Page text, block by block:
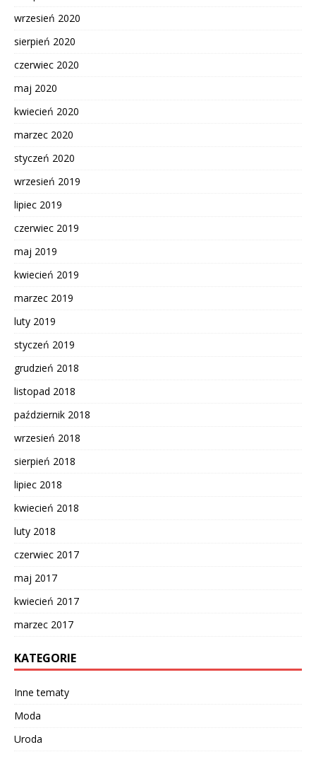
wrzesień 2020
sierpień 2020
czerwiec 2020
maj 2020
kwiecień 2020
marzec 2020
styczeń 2020
wrzesień 2019
lipiec 2019
czerwiec 2019
maj 2019
kwiecień 2019
marzec 2019
luty 2019
styczeń 2019
grudzień 2018
listopad 2018
październik 2018
wrzesień 2018
sierpień 2018
lipiec 2018
kwiecień 2018
luty 2018
czerwiec 2017
maj 2017
kwiecień 2017
marzec 2017
KATEGORIE
Inne tematy
Moda
Uroda